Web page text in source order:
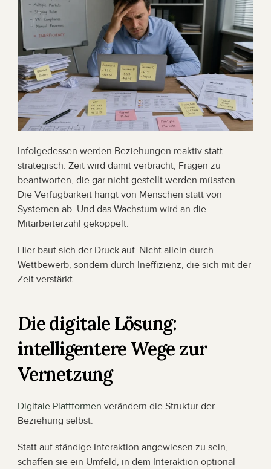
Infolgedessen werden Beziehungen reaktiv statt
strategisch. Zeit wird damit verbracht, Fragen zu
beantworten, die gar nicht gestellt werden müssten.
Die Verfügbarkeit hängt von Menschen statt von
Systemen ab. Und das Wachstum wird an die
Mitarbeiterzahl gekoppelt.
Hier baut sich der Druck auf. Nicht allein durch
Wettbewerb, sondern durch Ineffizienz, die sich mit der
Zeit verstärkt.
Die digitale Lösung:
intelligentere Wege zur
Vernetzung
Digitale Plattformen verändern die Struktur der
Beziehung selbst.
Statt auf ständige Interaktion angewiesen zu sein,
schaffen sie ein Umfeld, in dem Interaktion optional